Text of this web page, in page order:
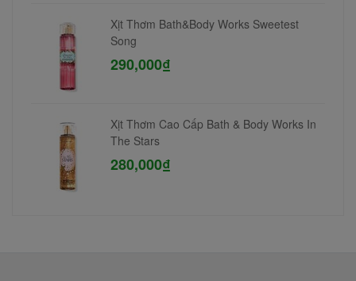
Xịt Thơm Bath&Body Works Sweetest
Song
290,000₫
Xịt Thơm Cao Cấp Bath & Body Works In
The Stars
280,000₫